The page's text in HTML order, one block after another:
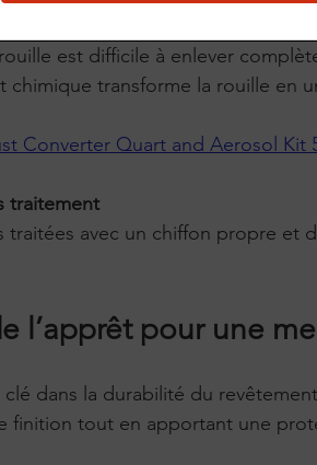
de rouille
chimique transforme la rouille en
Converter Quart and Aerosol Kit
traitement
l’apprêt pour une
clé dans la durabilité du
finition tout en apportant une